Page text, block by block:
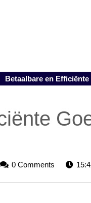
Betaalbare en
0 Comments